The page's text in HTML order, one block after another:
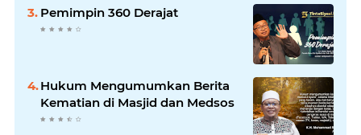
Pemimpin 360 Derajat
Hukum Mengumumkan Berita
Kematian di Masjid dan Medsos